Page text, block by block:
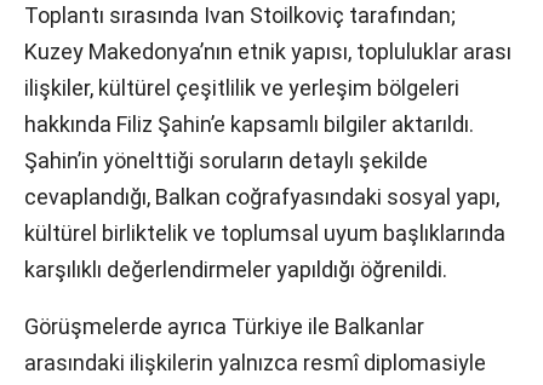
Toplantı sırasında Ivan Stoilkoviç tarafından;
Kuzey Makedonya’nın etnik yapısı, topluluklar arası
ilişkiler, kültürel çeşitlilik ve yerleşim bölgeleri
hakkında Filiz Şahin’e kapsamlı bilgiler aktarıldı.
Şahin’in yönelttiği soruların detaylı şekilde
cevaplandığı, Balkan coğrafyasındaki sosyal yapı,
kültürel birliktelik ve toplumsal uyum başlıklarında
karşılıklı değerlendirmeler yapıldığı öğrenildi.
Görüşmelerde ayrıca Türkiye ile Balkanlar
arasındaki ilişkilerin yalnızca resmî diplomasiyle